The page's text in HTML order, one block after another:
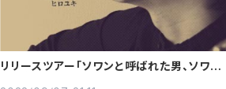
リリースツアー「ソワンと呼ばれた男、ソワンと